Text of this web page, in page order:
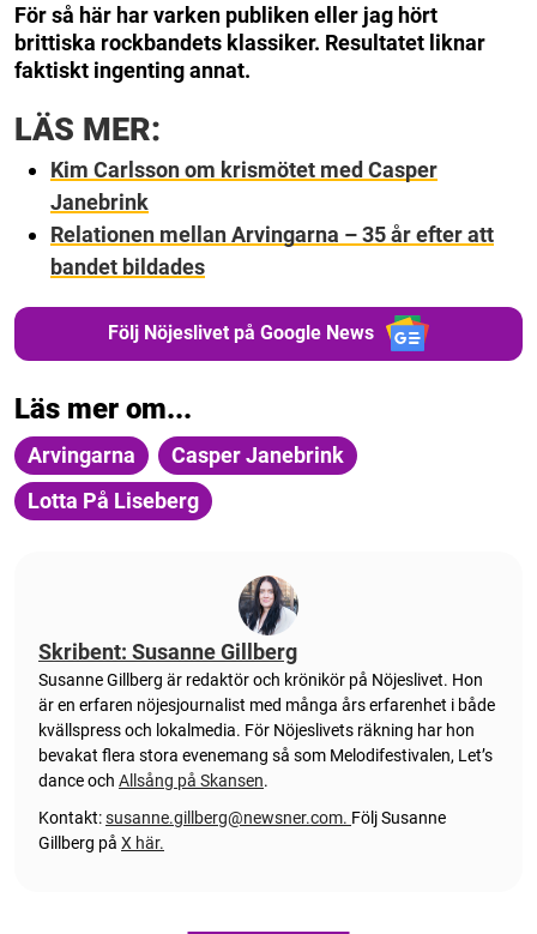
För så här har varken publiken eller jag hört
brittiska rockbandets klassiker. Resultatet liknar
faktiskt ingenting annat.
LÄS MER:
Kim Carlsson om krismötet med Casper
Janebrink
Relationen mellan Arvingarna – 35 år efter att
bandet bildades
Följ Nöjeslivet på Google News
Läs mer om...
Arvingarna
Casper Janebrink
Lotta På Liseberg
Skribent: Susanne Gillberg
Susanne Gillberg är redaktör och krönikör på Nöjeslivet. Hon
är en erfaren nöjesjournalist med många års erfarenhet i både
kvällspress och lokalmedia. För Nöjeslivets räkning har hon
bevakat flera stora evenemang så som Melodifestivalen, Let’s
dance och Allsång på Skansen.
Kontakt:susanne.gillberg@newsner.com. Följ Susanne
Gillberg på X här.